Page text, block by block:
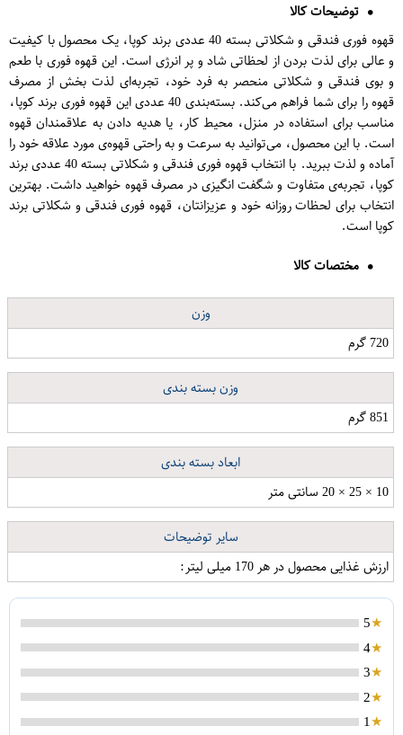
توضیحات کالا
قهوه فوری فندقی و شکلاتی بسته 40 عددی برند کوپا، یک محصول با کیفیت
و عالی برای لذت بردن از لحظاتی شاد و پر انرژی است. این قهوه فوری با طعم
و بوی فندقی و شکلاتی منحصر به فرد خود، تجربه‌ای لذت بخش از مصرف
قهوه را برای شما فراهم می‌کند. بسته‌بندی 40 عددی این قهوه فوری برند کوپا،
مناسب برای استفاده در منزل، محیط کار، یا هدیه دادن به علاقمندان قهوه
است. با این محصول، می‌توانید به سرعت و به راحتی قهوه‌ی مورد علاقه خود را
آماده و لذت ببرید. با انتخاب قهوه فوری فندقی و شکلاتی بسته 40 عددی برند
کوپا، تجربه‌ی متفاوت و شگفت انگیزی در مصرف قهوه خواهید داشت. بهترین
انتخاب برای لحظات روزانه خود و عزیزانتان، قهوه فوری فندقی و شکلاتی برند
کوپا است.
مختصات کالا
وزن
720 گرم
وزن بسته بندی
851 گرم
ابعاد بسته بندی
10 × 25 × 20 سانتی متر
سایر توضیحات
ارزش غذایی محصول در هر 170 میلی لیتر:
5
4
3
2
1